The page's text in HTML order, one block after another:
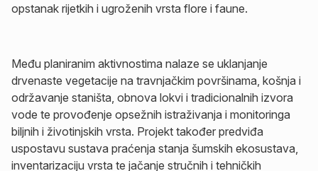
opstanak rijetkih i ugroženih vrsta flore i faune.
Među planiranim aktivnostima nalaze se uklanjanje
drvenaste vegetacije na travnjačkim površinama, košnja i
održavanje staništa, obnova lokvi i tradicionalnih izvora
vode te provođenje opsežnih istraživanja i monitoringa
biljnih i životinjskih vrsta. Projekt također predviđa
uspostavu sustava praćenja stanja šumskih ekosustava,
inventarizaciju vrsta te jačanje stručnih i tehničkih